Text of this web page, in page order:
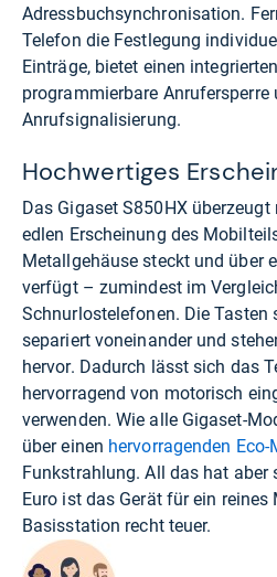
Adressbuchsynchronisation.
Telefon die Festlegung
Einträge, bietet einen
programmierbare Anrufersperre
Anrufsignalisierung.
Hochwertiges
Das Gigaset S850HX
edlen Erscheinung des
Metallgehäuse steckt und über
verfügt – zumindest im
Schnurlostelefonen. Die Tasten
separiert voneinander und
hervor. Dadurch lässt sich das
hervorragend von motorisch
verwenden. Wie alle Gigaset-
über einen hervorragenden Eco-
Funkstrahlung. All das hat aber
Euro ist das Gerät für ein
Basisstation recht teuer.